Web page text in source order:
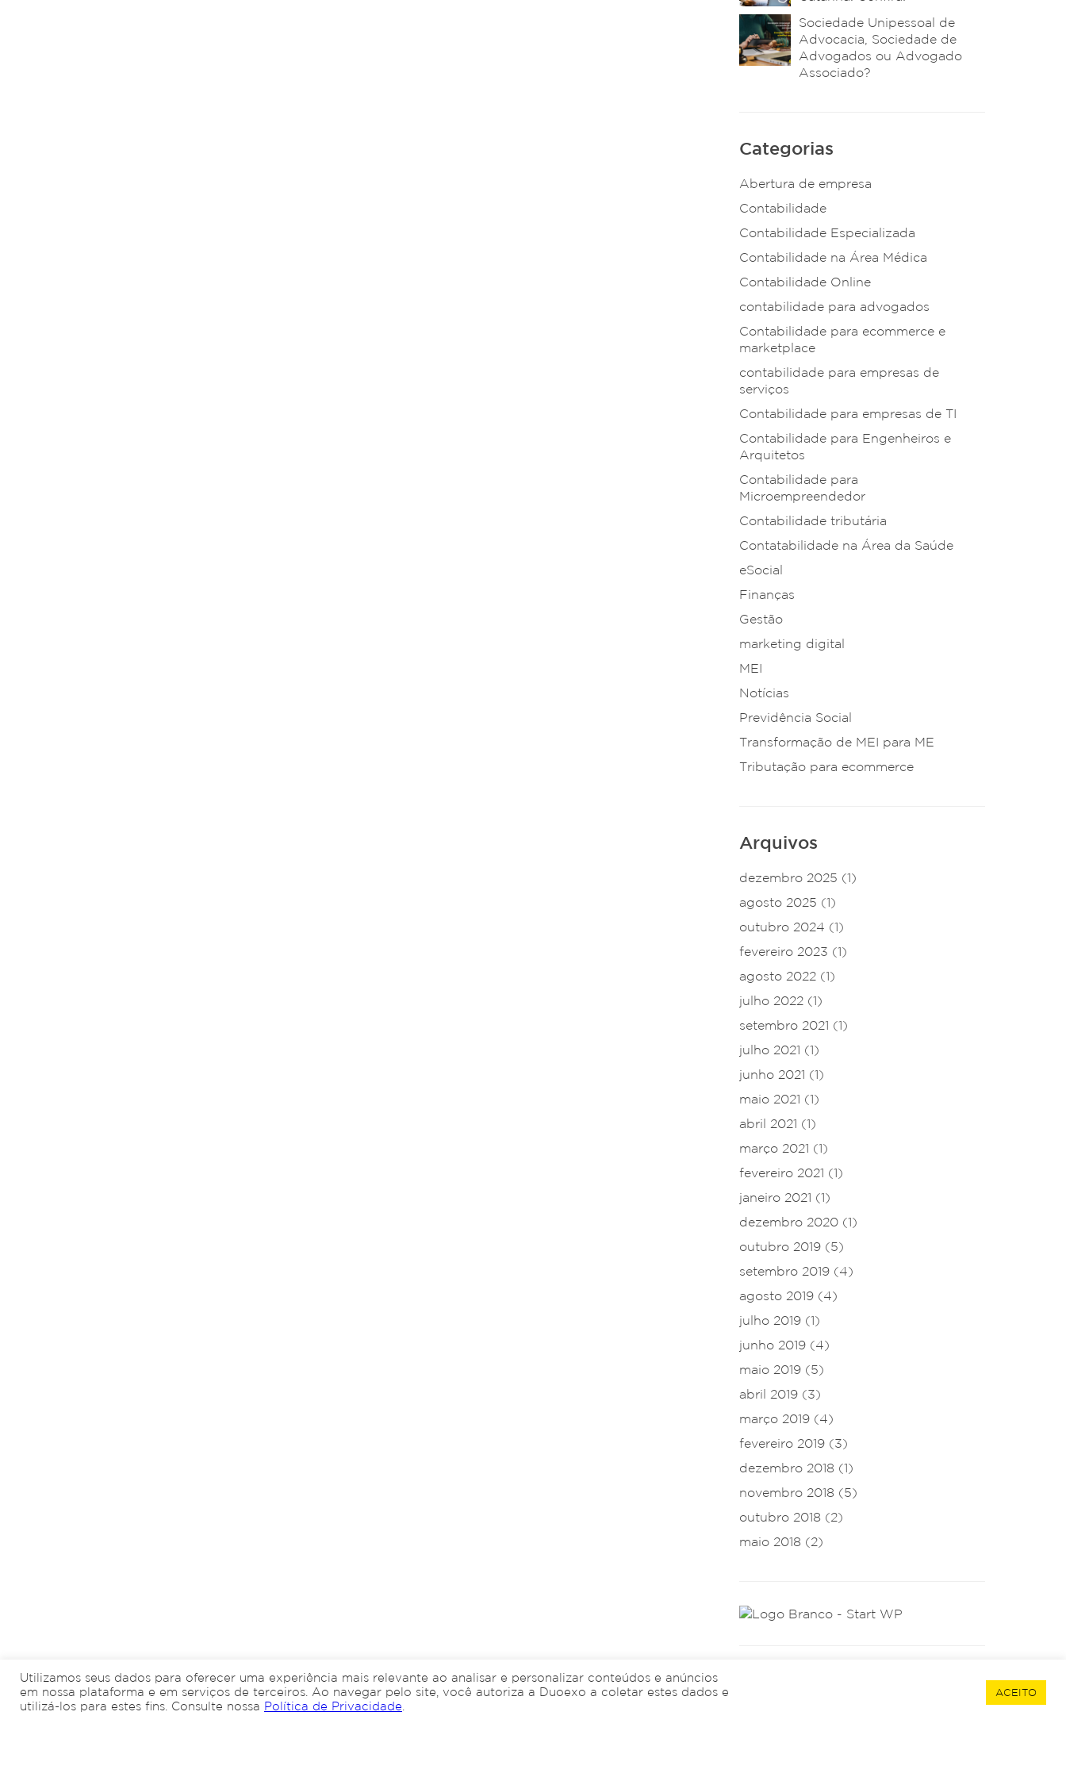
Sociedade Unipessoal de
Advocacia, Sociedade de
Advogados ou Advogado
Associado?
Categorias
Abertura de empresa
Contabilidade
Contabilidade Especializada
Contabilidade na Área Médica
Contabilidade Online
contabilidade para advogados
Contabilidade para ecommerce e
marketplace
contabilidade para empresas de
serviços
Contabilidade para empresas de TI
Contabilidade para Engenheiros e
Arquitetos
Contabilidade para
Microempreendedor
Contabilidade tributária
Contatabilidade na Área da Saúde
eSocial
Finanças
Gestão
marketing digital
MEI
Notícias
Previdência Social
Transformação de MEI para ME
Tributação para ecommerce
Arquivos
dezembro 2025 (1)
agosto 2025 (1)
outubro 2024 (1)
fevereiro 2023 (1)
agosto 2022 (1)
julho 2022 (1)
setembro 2021 (1)
julho 2021 (1)
junho 2021 (1)
maio 2021 (1)
abril 2021 (1)
março 2021 (1)
fevereiro 2021 (1)
janeiro 2021 (1)
dezembro 2020 (1)
outubro 2019 (5)
setembro 2019 (4)
agosto 2019 (4)
julho 2019 (1)
junho 2019 (4)
maio 2019 (5)
abril 2019 (3)
março 2019 (4)
fevereiro 2019 (3)
dezembro 2018 (1)
novembro 2018 (5)
outubro 2018 (2)
maio 2018 (2)
Utilizamos seus dados para oferecer uma experiência mais relevante ao analisar e personalizar conteúdos e anúncios
em nossa plataforma e em serviços de terceiros. Ao navegar pelo site, você autoriza a Duoexo a coletar estes dados e
utilizá-los para estes fins. Consulte nossa Política de Privacidade
ACEITO